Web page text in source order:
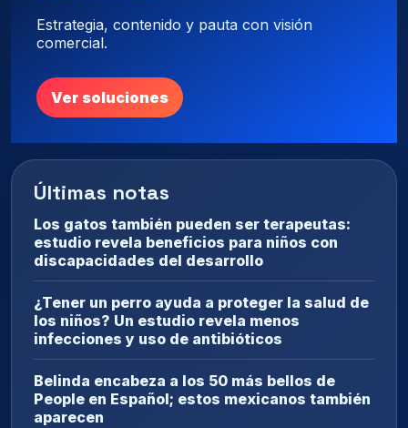
Estrategia, contenido y pauta con visión
comercial.
Ver soluciones
Últimas notas
Los gatos también pueden ser terapeutas:
estudio revela beneficios para niños con
discapacidades del desarrollo
¿Tener un perro ayuda a proteger la salud de
los niños? Un estudio revela menos
infecciones y uso de antibióticos
Belinda encabeza a los 50 más bellos de
People en Español; estos mexicanos también
aparecen